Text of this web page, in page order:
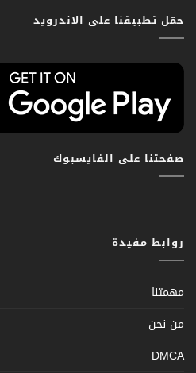
حمّل تطبيقنا على الاندرويد
صفحتنا على الفايسبوك
روابط مفيدة
مهمتنا
من نحن
DMCA